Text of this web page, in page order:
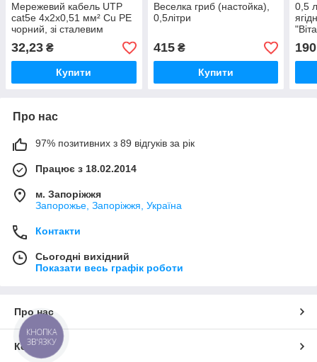
Мережевий кабель UTP
cat5e 4х2х0,51 мм² Cu PE
чорний, зі сталевим
дротом, зовнішній монтаж
32,23 ₴
Купити
Веселка гриб (настойка),
0,5літри
415₴
Купити
0,5
190
Про нас
97% позитивних з 89 відгуків за рік
Працює з 18.02.2014
м. Запоріжжя
Запорожье, Запоріжжя, Україна
Контакти
Сьогодні вихідний
Показати весь графік роботи
Про нас
Контакти
КНОПКА
ЗВ'ЯЗКУ